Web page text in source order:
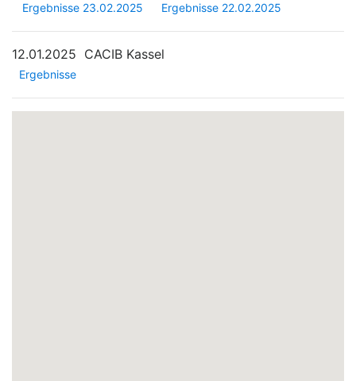
Ergebnisse 23.02.2025 Ergebnisse 22.02.2025
12.01.2025 CACIB Kassel
Ergebnisse